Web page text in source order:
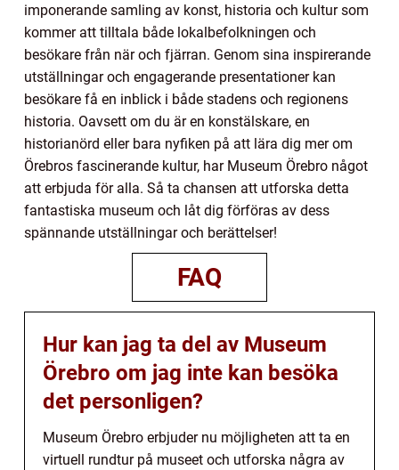
imponerande samling av konst, historia och kultur som
kommer att tilltala både lokalbefolkningen och
besökare från när och fjärran. Genom sina inspirerande
utställningar och engagerande presentationer kan
besökare få en inblick i både stadens och regionens
historia. Oavsett om du är en konstälskare, en
historianörd eller bara nyfiken på att lära dig mer om
Örebros fascinerande kultur, har Museum Örebro något
att erbjuda för alla. Så ta chansen att utforska detta
fantastiska museum och låt dig förföras av dess
spännande utställningar och berättelser!
FAQ
Hur kan jag ta del av Museum
Örebro om jag inte kan besöka
det personligen?
Museum Örebro erbjuder nu möjligheten att ta en
virtuell rundtur på museet och utforska några av